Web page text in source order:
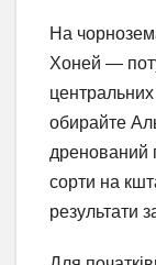
На
Хоней —
обирайте
дренований
сорти на
результати